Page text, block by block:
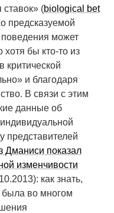
ставок» (biological bet
предсказуемой
поведения может
хотя бы кто-то из
критической
и благодаря
В связи с этим
данные об
представителей
Дманиси показал
изменчивости
как знать,
была во многом